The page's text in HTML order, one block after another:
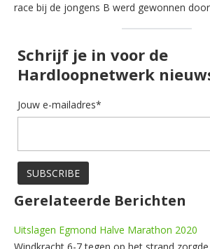
race bij de jongens B werd gewonnen door
Schrijf je in voor de
Hardloopnetwerk
Jouw e-mailadres*
Gerelateerde Berichten
Uitslagen Egmond Halve Marathon 2020